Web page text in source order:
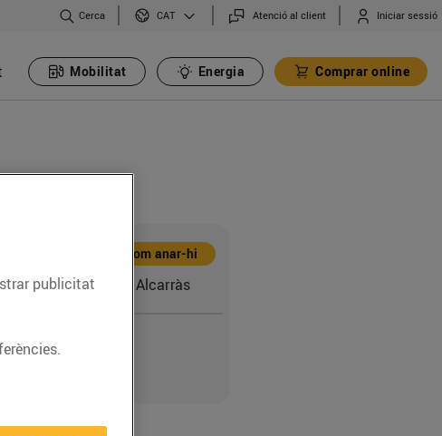
Cerca CAT Atenció al client Iniciar sessió
Mobilitat Energia Comprar online
Com anar-hi
81 (25180) Alcarràs
publicitat